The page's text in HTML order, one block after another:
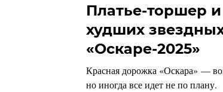
Платье-торшер
худших
«Оскаре-2025»
Красная дорожка «Оскара» —
но иногда все идет не по плану.